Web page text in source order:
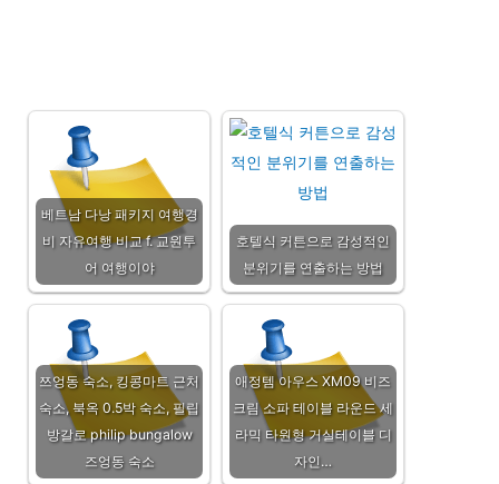
베트남 다낭 패키지 여행경
비 자유여행 비교 f. 교원투
어 여행이야
호텔식 커튼으로 감성적인
분위기를 연출하는 방법
쯔엉동 숙소, 킹콩마트 근처
숙소, 북옥 0.5박 숙소, 필립
방갈로 philip bungalow
즈엉동 숙소
애정템 아우스 XM09 비즈
크림 소파 테이블 라운드 세
라믹 타원형 거실테이블 디
자인…